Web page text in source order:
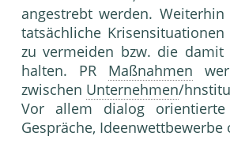
angestrebt werden.
tatsächliche
zu vermeiden bzw. die
halten. PR Maßnahmen
zwischen Unternehmen/
Vor allem dialog
Gespräche, Ideenwettbewerbe